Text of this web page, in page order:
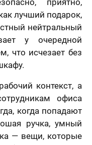
лучший подарок,
нейтральный
у очередной
что исчезает без
контекст, а
офиса
когда попадают
ручка, умный
— вещи, которые
шагов
стоимость